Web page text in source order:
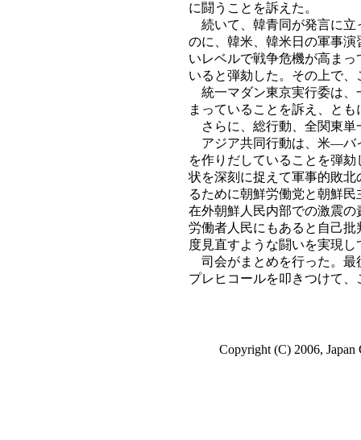
に闘うことを訴えた。
続いて、韓青同が発言に立
のに、韓米、韓米日の軍事
いレベルで戦争危機が高ま
いると弾劾した。その上で
統一マダン東京実行委は、
まっていることを訴え、と
さらに、総行動、全関東単
アジア共同行動は、米―バ
を作りだしていることを弾
状を深刻に捉えて軍事的敗
るために朝鮮労働党と朝鮮
在外朝鮮人民内部での激震
労働者人民にもあると自己
度見直すような闘いを実現
司会がまとめを行った。最
プレヒコールを叩きつけて
Copyright (C) 2006, Japan